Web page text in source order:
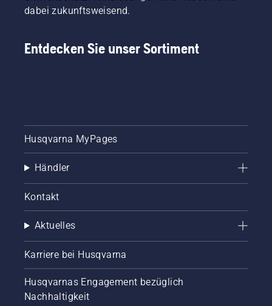
dabei zukunftsweisend.
Entdecken Sie unser Sortiment
Husqvarna MyPages
Händler
Kontakt
Aktuelles
Karriere bei Husqvarna
Husqvarnas Engagement bezüglich
Nachhaltigkeit